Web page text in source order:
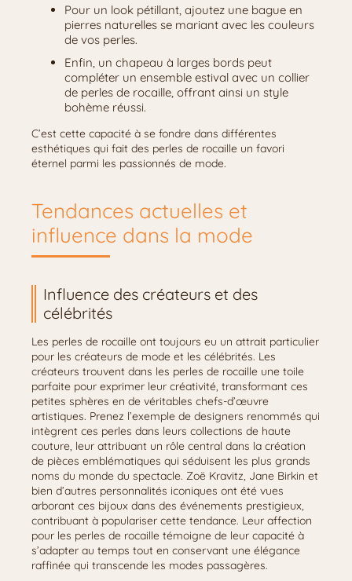
Pour un look pétillant, ajoutez une bague en
pierres naturelles se mariant avec les couleurs
de vos perles.
Enfin, un chapeau à larges bords peut
compléter un ensemble estival avec un collier
de perles de rocaille, offrant ainsi un style
bohème réussi.
C’est cette capacité à se fondre dans différentes
esthétiques qui fait des perles de rocaille un favori
éternel parmi les passionnés de mode.
Tendances actuelles et
influence dans la mode
Influence des créateurs et des
célébrités
Les perles de rocaille ont toujours eu un attrait particulier
pour les créateurs de mode et les célébrités. Les
créateurs trouvent dans les perles de rocaille une toile
parfaite pour exprimer leur créativité, transformant ces
petites sphères en de véritables chefs-d’œuvre
artistiques. Prenez l’exemple de designers renommés qui
intègrent ces perles dans leurs collections de haute
couture, leur attribuant un rôle central dans la création
de pièces emblématiques qui séduisent les plus grands
noms du monde du spectacle. Zoë Kravitz, Jane Birkin et
bien d’autres personnalités iconiques ont été vues
arborant ces bijoux dans des événements prestigieux,
contribuant à populariser cette tendance. Leur affection
pour les perles de rocaille témoigne de leur capacité à
s’adapter au temps tout en conservant une élégance
raffinée qui transcende les modes passagères.